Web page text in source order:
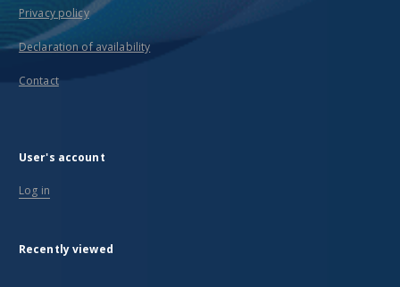
Privacy policy
Declaration of availability
Contact
User's account
Log in
Recently viewed